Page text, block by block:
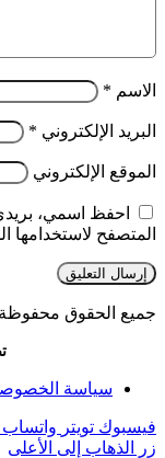
الاسم *
البريد الإلكتروني *
الموقع الإلكتروني
احفظ اسمي، بريدي
المتصفح لاستخدامها
جميع الحقوق محفوظة
سياسة
فيسبوك تويتر واتساب
زر الذهاب إلى الأعلى